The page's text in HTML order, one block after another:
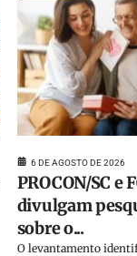
6 DE AGOSTO DE 2026
PROCON/SC e
divulgam
sobre o...
O levantamento